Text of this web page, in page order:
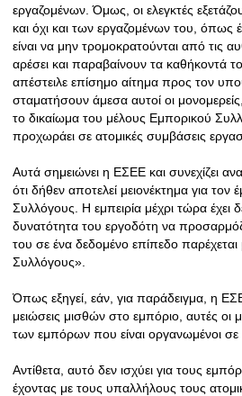
εργαζομένων. Όμως, οι ελεγκτές
και όχι και των εργαζομένων του,
είναι να μην τρομοκρατούνται από τις
αρέσει και παραβαίνουν τα καθήκοντά
απέστειλε επίσημο αίτημα προς τον
σταματήσουν άμεσα αυτοί οι μονομερείς,
το δικαίωμα του μέλους Εμπορικού
προχωράει σε ατομικές συμβάσεις
Αυτά σημειώνει η ΕΣΕΕ και συνεχίζει
ότι δήθεν αποτελεί μειονέκτημα για
Συλλόγους. Η εμπειρία μέχρι τώρα έχει
δυνατότητα του εργοδότη να
του σε ένα δεδομένο επίπεδο
Συλλόγους».
Όπως εξηγεί, εάν, για παράδειγμα, η
μειώσεις μισθών στο εμπόριο, αυτές οι
των εμπόρων που είναι οργανωμένοι
Αντίθετα, αυτό δεν ισχύει για τους
έχοντας με τους υπαλλήλους τους